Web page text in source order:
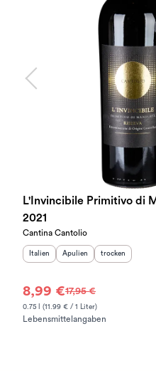
L'Invincibile Primitivo di
2021
Cantina Cantolio
Herkunftsland:
Italien Herkunftsregion:
Apulien Geschmack
trocken
8,99 €17,95 €
0.75 l (11.99 € / 1 Liter)
Lebensmittelangaben